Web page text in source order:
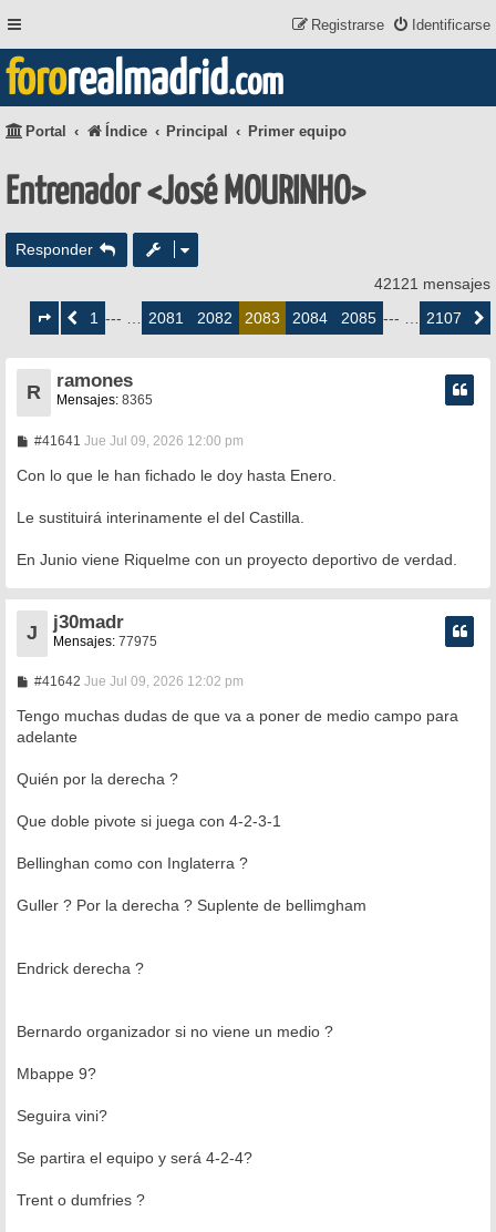
Identificarse
Registrarse
fororealmadrid.com
Portal Índice Principal Primer equipo
Entrenador <José MOURINHO>
Responder
42121 mensajes
deAnterior1 --- … 2081 2082 2083 2084 2085 --- … 2107
R
ramones
Mensajes: 8365
#41641 M
n
s
j
Jue Jul 09, 2026 12:00 pm
Con lo que le han fichado le doy hasta Enero.
Le sustituirá interinamente el del Castilla.
En Junio viene Riquelme con un proyecto deportivo de verdad.
J
j30madr
Mensajes: 77975
#41642M
n
e
Jue Jul 09, 2026 12:02 pm
Tengo muchas dudas de que va a poner de medio campo para
adelante
Quién por la derecha ?
Que doble pivote si juega con 4-2-3-1
Bellinghan como con Inglaterra ?
Guller ? Por la derecha ? Suplente de bellimgham
Endrick derecha ?
Bernardo organizador si no viene un medio ?
Mbappe 9?
Seguira vini?
Se partira el equipo y será 4-2-4?
Trent o dumfries ?